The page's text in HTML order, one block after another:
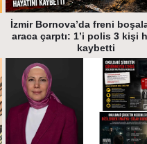
İzmir Bornova’da freni
araca çarptı: 1’i polis 3 kişi
kaybetti